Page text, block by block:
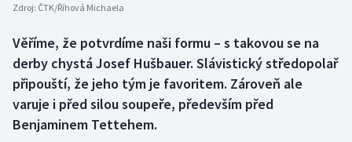
Biatlon
Boby a skeleton
Box
Curling
Aplikace ČT sport
AZ kvíz
Zdroj: ČTK/Říhová Michaela
Věříme, že potvrdíme naši formu – s takovou se na
derby chystá Josef Hušbauer. Slávistický středopolař
připouští, že jeho tým je favoritem. Zároveň ale
varuje i před silou soupeře, především před
Benjaminem Tettehem.